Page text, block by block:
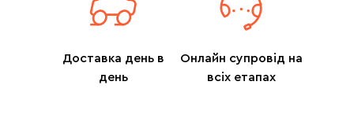
Доставка день в
день
Онлайн супровід на
всіх етапах